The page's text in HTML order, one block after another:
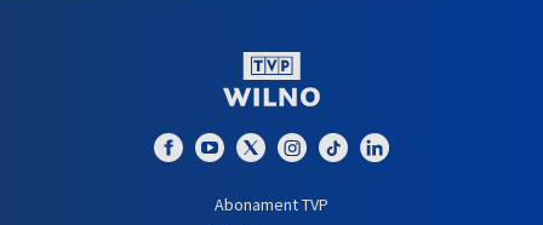
Abonament TVP